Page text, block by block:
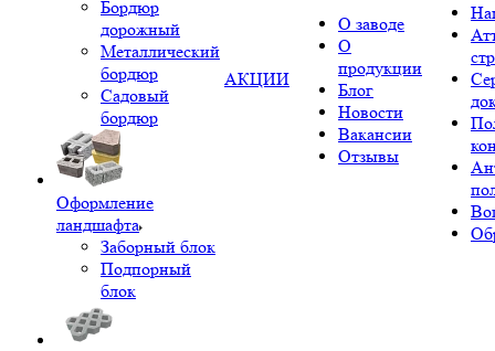
Бордюр
дорожный
Металлический
бордюр
Садовый
бордюр
Оформление
ландшафта
Заборный блок
Подпорный
блок
АКЦИИ
О заводе
О
продукции
Блог
Новости
Вакансии
Отзывы